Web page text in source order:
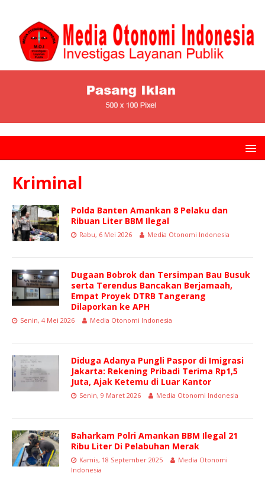
Kriminal
Polda Banten Amankan 8 Pelaku dan
Ribuan Liter BBM Ilegal
Rabu, 6 Mei 2026 Media Otonomi Indonesia
Dugaan Bobrok dan Tersimpan Bau Busuk
serta Terendus Bancakan Berjamaah,
Empat Proyek DTRB Tangerang
Dilaporkan ke APH
Senin, 4 Mei 2026 Media Otonomi Indonesia
Diduga Adanya Pungli Paspor di Imigrasi
Jakarta: Rekening Pribadi Terima Rp1,5
Juta, Ajak Ketemu di Luar Kantor
Senin, 9 Maret 2026 Media Otonomi Indonesia
Baharkam Polri Amankan BBM Ilegal 21
Ribu Liter Di Pelabuhan Merak
Kamis, 18 September 2025
Media Otonomi
Indonesia